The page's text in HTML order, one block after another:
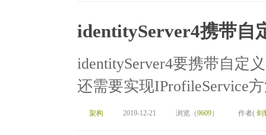
identityServer4携带自
identityServer4要携带自定
还需要实现IProfileService
架构 2019-12-21 浏览（9609） 作者( 剑